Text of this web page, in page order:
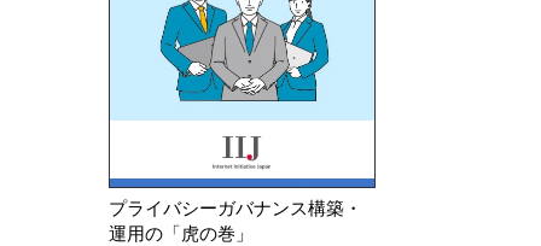
プライバシーガバナンス構築・
運用の「虎の巻」